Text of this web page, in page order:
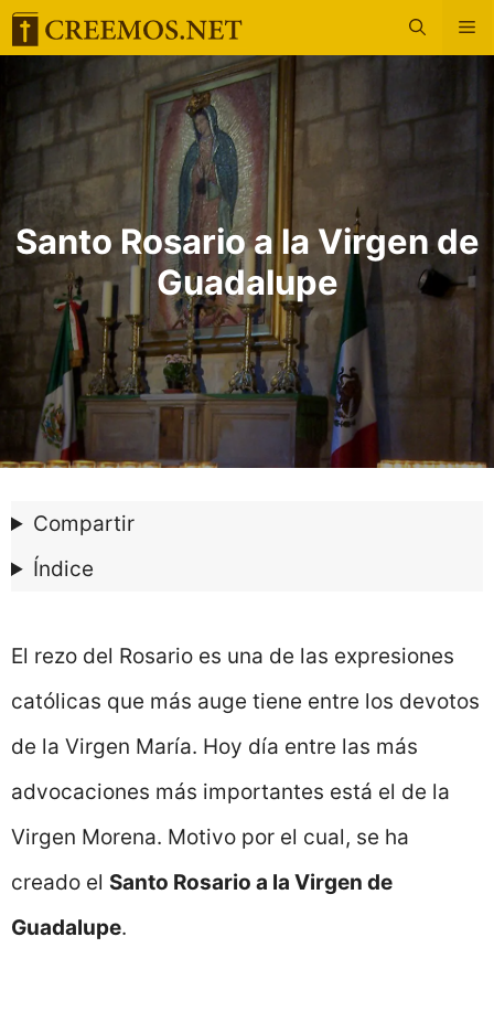
Saltar
contenido
Santo Rosario a la Virgen de
Guadalupe
Compartir
Índice
El rezo del Rosario es una de las expresiones
católicas que más auge tiene entre los devotos
de la Virgen María. Hoy día entre las más
advocaciones más importantes está el de la
Virgen Morena. Motivo por el cual, se ha
creado el Santo Rosario a la Virgen de
Guadalupe.